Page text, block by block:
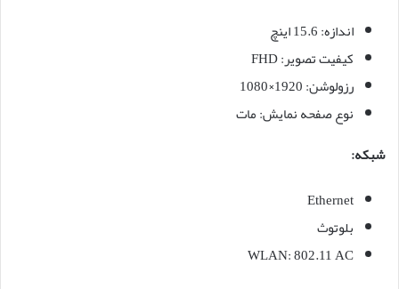
اندازه: 15.6 اینچ
کیفیت تصویر: FHD
رزولوشن: 1920×1080
نوع صفحه نمایش: مات
شبکه:
Ethernet
بلوتوث
WLAN: 802.11 AC